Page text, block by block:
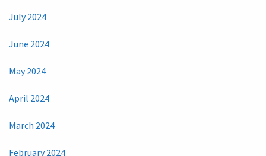
July 2024
June 2024
May 2024
April 2024
March 2024
February 2024